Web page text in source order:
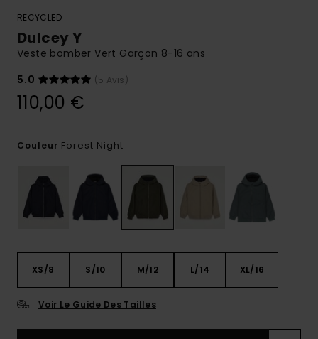
RECYCLED
Dulcey Y
Veste bomber Vert Garçon 8-16 ans
5.0
(5 Avis)
110,00 €
Couleur Forest Night
XS/8 S/10 M/12 L/14 XL/16
Voir Le Guide Des Tailles